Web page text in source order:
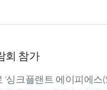
회 참가
크플랜트 에이피에스